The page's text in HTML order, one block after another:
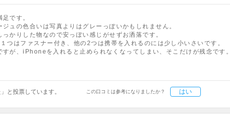
です。
ュの色合いは写真よりはグレーっぽいかもしれません。
かりした物なので安っぽい感じがせずお洒落です。
つはファスナー付き、他の2つは携帯を入れるのには少し小いさいです。
が、iPhoneを入れると止められなくなってしまい、そこだけが残念です。
この口コミは参考になりましたか？ はい
と投票しています。